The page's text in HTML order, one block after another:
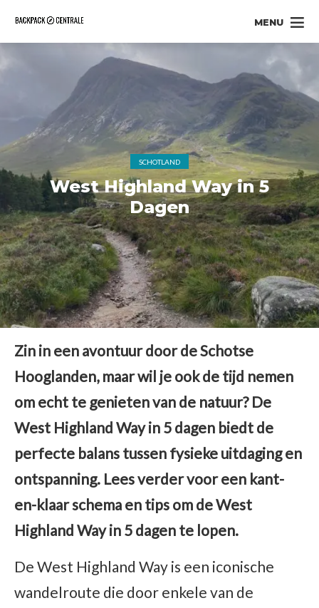
MENU
SCHOTLAND
West Highland Way in 5
Dagen
Zin in een avontuur door de Schotse
Hooglanden, maar wil je ook de tijd nemen
om echt te genieten van de natuur? De
West Highland Way in 5 dagen biedt de
perfecte balans tussen fysieke uitdaging en
ontspanning. Lees verder voor een kant-
en-klaar schema en tips om de West
Highland Way in 5 dagen te lopen.
De West Highland Way is een iconische
wandelroute die door enkele van de